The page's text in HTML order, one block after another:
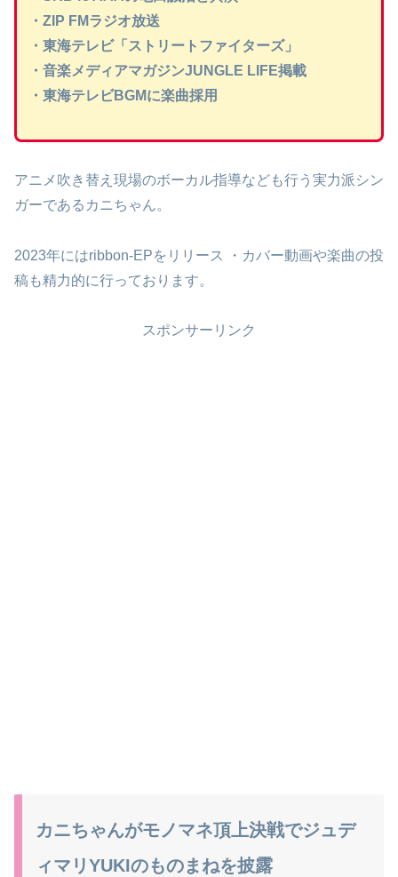
・ZIP FMラジオ放送
・東海テレビ「ストリートファイターズ」
・音楽メディアマガジンJUNGLE LIFE掲載
・東海テレビBGMに楽曲採用
アニメ吹き替え現場のボーカル指導なども行う実力派シン
ガーであるカニちゃん。
2023年にはribbon-EPをリリース ・カバー動画や楽曲の投
稿も精力的に行っております。
スポンサーリンク
カニちゃんがモノマネ頂上決戦でジュデ
ィマリYUKIのものまねを披露